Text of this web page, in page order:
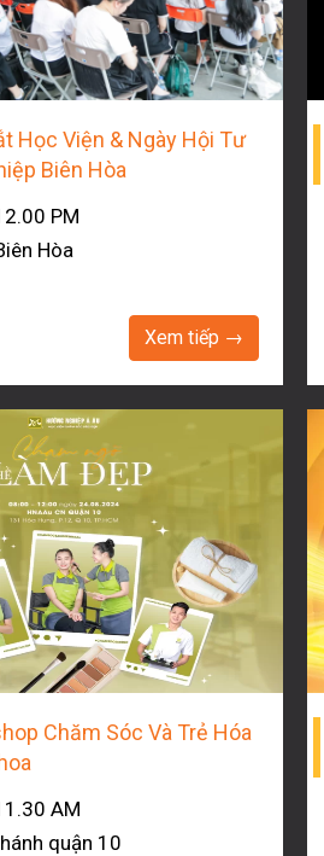
Học Viện & Ngày Hội Tư
Biên Hòa
PM
Hòa
Xem tiếp →
Chăm Sóc Và Trẻ Hóa
AM
quận 10